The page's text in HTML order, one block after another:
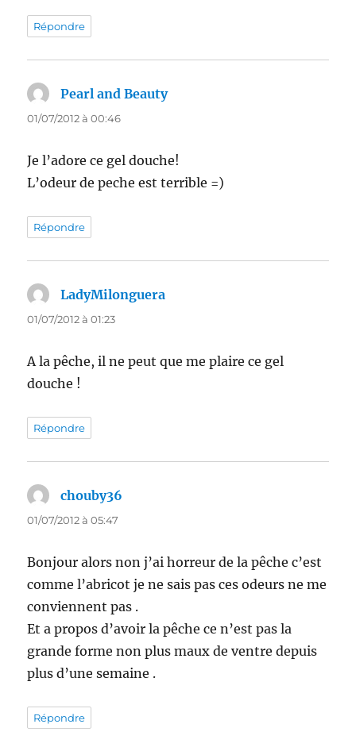
Répondre
Pearl and Beautydit :
01/07/2012 à 00:46
Je l’adore ce gel douche!
L’odeur de peche est terrible =)
Répondre
LadyMilonguera
01/07/2012 à 01:23
A la pêche, il ne peut que me plaire ce gel
douche !
Répondre
chouby36
01/07/2012 à 05:47
Bonjour alors non j’ai horreur de la pêche c’est
comme l’abricot je ne sais pas ces odeurs ne me
conviennent pas .
Et a propos d’avoir la pêche ce n’est pas la
grande forme non plus maux de ventre depuis
plus d’une semaine .
Répondre